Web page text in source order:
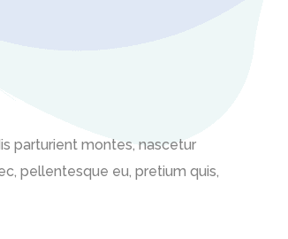
parturient montes, nascetur
pellentesque eu, pretium quis,